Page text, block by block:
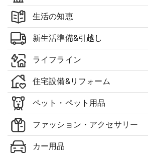
生活の知恵
新生活準備&引越し
ライフライン
住宅設備&リフォーム
ペット・ペット用品
ファッション・アクセサリー
カー用品